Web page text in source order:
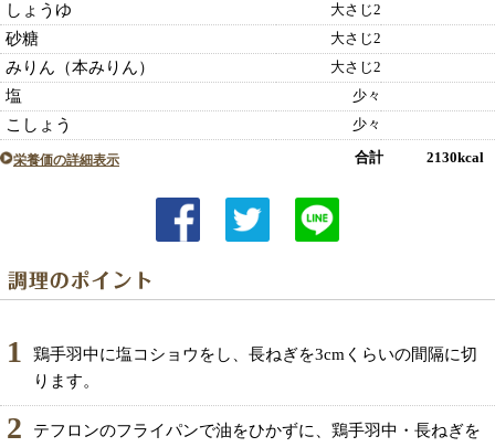
しょうゆ 大さじ2
砂糖 大さじ2
みりん（本みりん） 大さじ2
塩 少々
こしょう 少々
栄養価の詳細表示 合計 2130kcal
1
鶏手羽中に塩コショウをし、長ねぎを3cmくらいの間隔に切
ります。
2
テフロンのフライパンで油をひかずに、鶏手羽中・長ねぎを